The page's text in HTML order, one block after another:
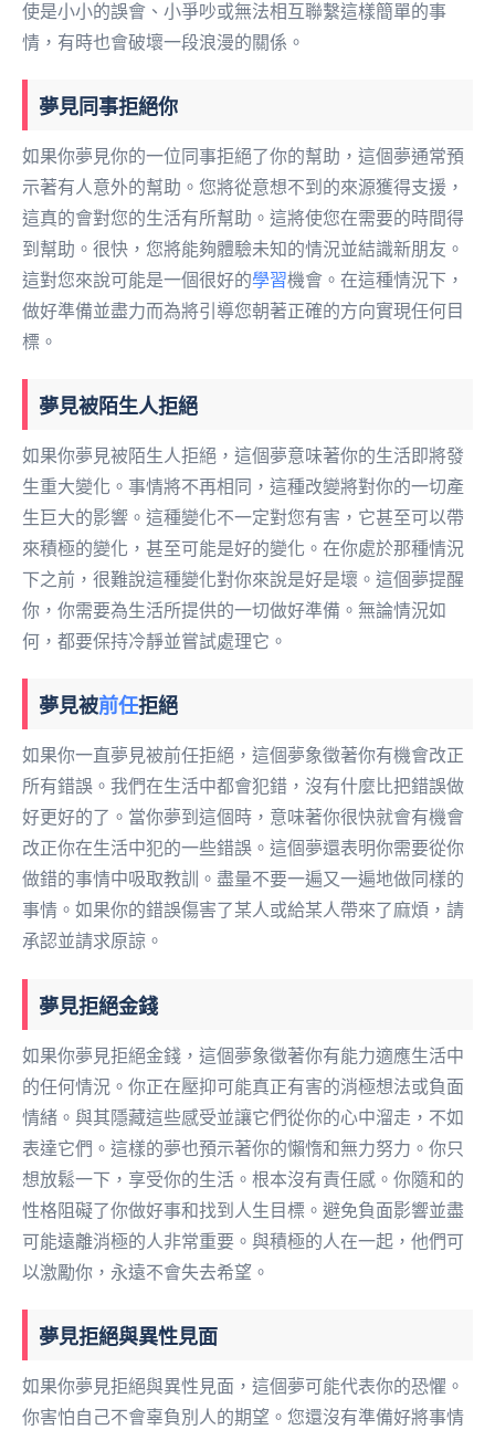
使是小小的誤會、小爭吵或無法相互聯繫這樣簡單的事
情，有時也會破壞一段浪漫的關係。
夢見同事拒絕你
如果你夢見你的一位同事拒絕了你的幫助，這個夢通常預
示著有人意外的幫助。您將從意想不到的來源獲得支援，
這真的會對您的生活有所幫助。這將使您在需要的時間得
到幫助。很快，您將能夠體驗未知的情況並結識新朋友。
這對您來說可能是一個很好的學習機會。在這種情況下，
做好準備並盡力而為將引導您朝著正確的方向實現任何目
標。
夢見被陌生人拒絕
如果你夢見被陌生人拒絕，這個夢意味著你的生活即將發
生重大變化。事情將不再相同，這種改變將對你的一切產
生巨大的影響。這種變化不一定對您有害，它甚至可以帶
來積極的變化，甚至可能是好的變化。在你處於那種情況
下之前，很難說這種變化對你來說是好是壞。這個夢提醒
你，你需要為生活所提供的一切做好準備。無論情況如
何，都要保持冷靜並嘗試處理它。
夢見被前任拒絕
如果你一直夢見被前任拒絕，這個夢象徵著你有機會改正
所有錯誤。我們在生活中都會犯錯，沒有什麼比把錯誤做
好更好的了。當你夢到這個時，意味著你很快就會有機會
改正你在生活中犯的一些錯誤。這個夢還表明你需要從你
做錯的事情中吸取教訓。盡量不要一遍又一遍地做同樣的
事情。如果你的錯誤傷害了某人或給某人帶來了麻煩，請
承認並請求原諒。
夢見拒絕金錢
如果你夢見拒絕金錢，這個夢象徵著你有能力適應生活中
的任何情況。你正在壓抑可能真正有害的消極想法或負面
情緒。與其隱藏這些感受並讓它們從你的心中溜走，不如
表達它們。這樣的夢也預示著你的懶惰和無力努力。你只
想放鬆一下，享受你的生活。根本沒有責任感。你隨和的
性格阻礙了你做好事和找到人生目標。避免負面影響並盡
可能遠離消極的人非常重要。與積極的人在一起，他們可
以激勵你，永遠不會失去希望。
夢見拒絕與異性見面
如果你夢見拒絕與異性見面，這個夢可能代表你的恐懼。
你害怕自己不會辜負別人的期望。您還沒有準備好將事情